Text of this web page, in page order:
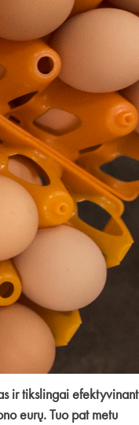
ir tikslingai efektyvinant
eurų. Tuo pat metu